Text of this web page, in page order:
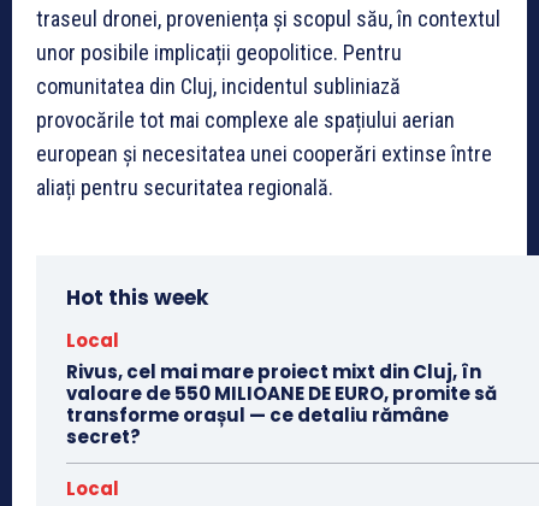
traseul dronei, proveniența și scopul său, în contextul
unor posibile implicații geopolitice. Pentru
comunitatea din Cluj, incidentul subliniază
provocările tot mai complexe ale spațiului aerian
european și necesitatea unei cooperări extinse între
aliați pentru securitatea regională.
Hot this week
Local
Rivus, cel mai mare proiect mixt din Cluj, în
valoare de 550 MILIOANE DE EURO, promite să
transforme orașul — ce detaliu rămâne
secret?
Local